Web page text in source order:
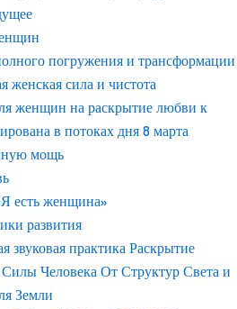
погружения и трансформации
женская сила и чистота
женщин на раскрытие любви к
в потоках дня 8 марта
мощь
есть женщина»
развития
звуковая практика Раскрытие
Силы Человека От Структур Света и
Земли